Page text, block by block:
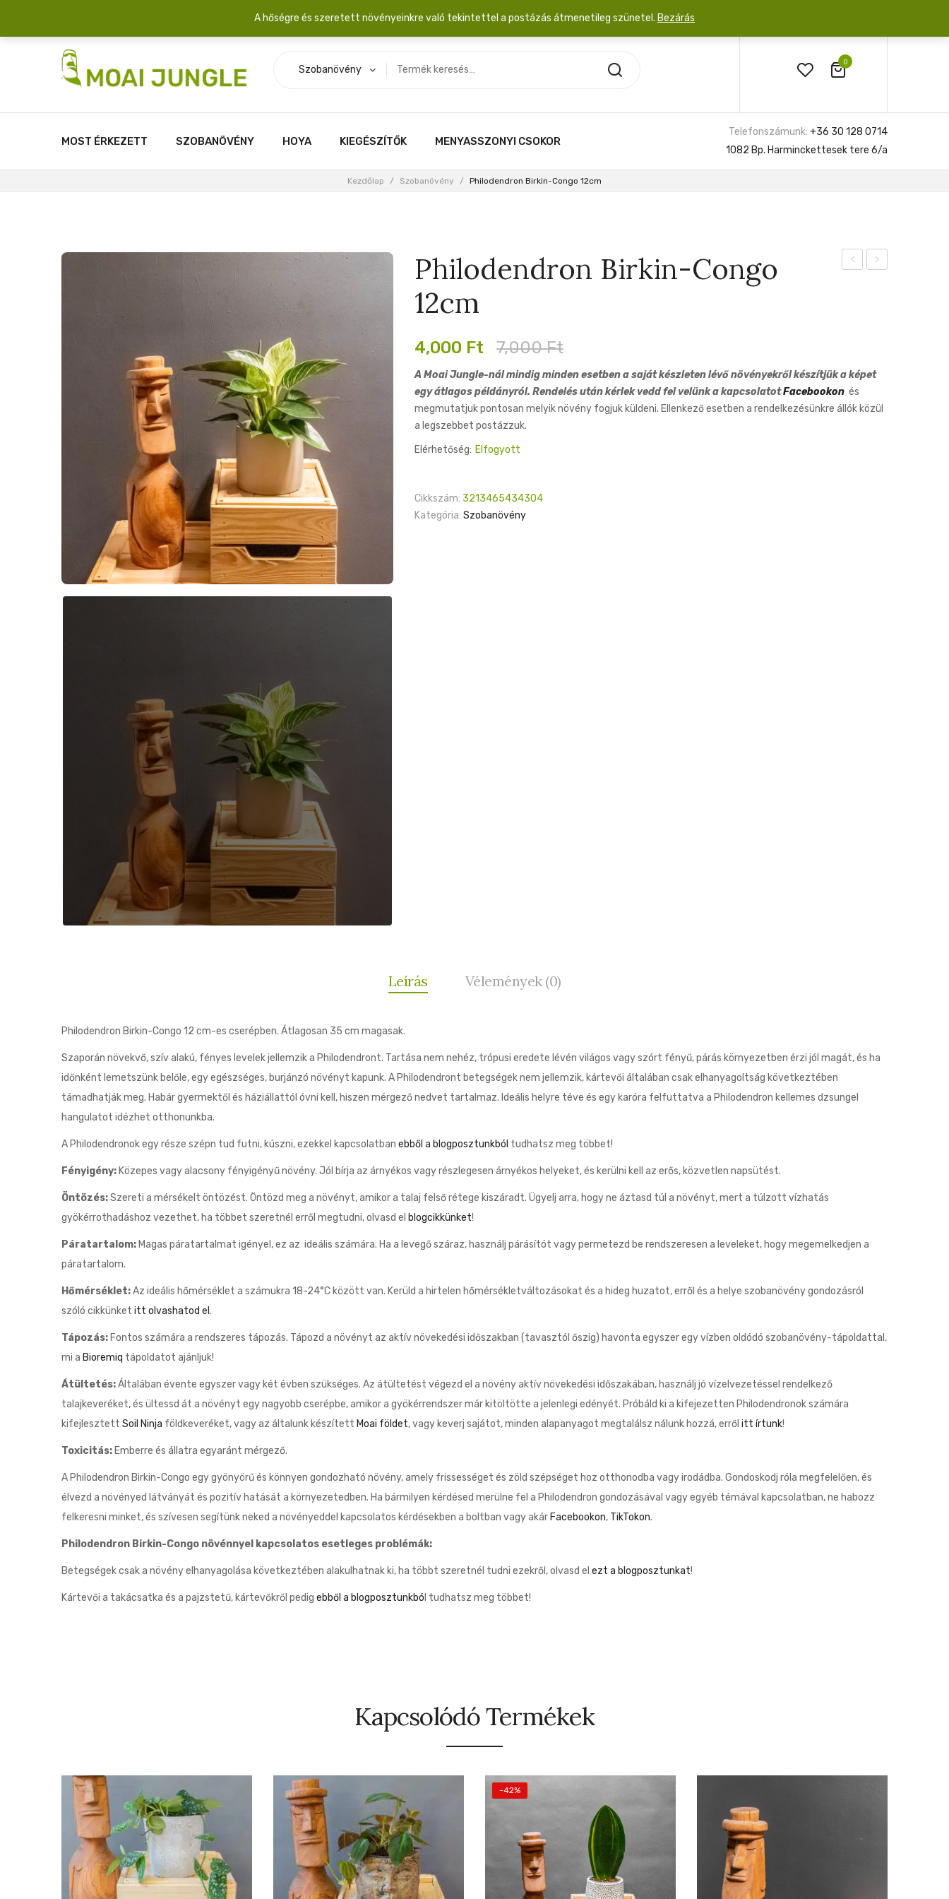
Szállítási díj: 2.200 Ft/csomag átlagosan 3-5 növény fér egy dobozba. 20.000 Ft érték felett INGYEN posta!
0
Szobanövény
MOST ÉRKEZETT SZOBANÖVÉNY HOYA KIEGÉSZÍTŐK MENYASSZONYI CSOKOR
Telefonszámunk: +36 30 128 0714
1082 Bp. Harminckettesek tere 6/a
Kezdőlap / Szobanövény / Philodendron Birkin-Congo 12cm
Philodendron Birkin-Congo
12cm
7,000Ft
Original
was:
7,000 Ft.
4,000 Ft
Current
is:
4,000 Ft.
A Moai Jungle-nál mindig minden esetben a saját készleten lévő növényekről készítjük a képet
egy átlagos példányról. Rendelés után kérlek vedd fel velünk a kapcsolatotFacebookon és
megmutatjuk pontosan melyik növény fogjuk küldeni. Ellenkező esetben a rendelkezésünkre állók közül
a legszebbet postázzuk.
Elérhetőség: Elfogyott
Cikkszám: 3213465434304
Kategória: Szobanövény
Leírás Vélemények (0)
Philodendron Birkin-Congo 12 cm-es cserépben. Átlagosan 35 cm magasak.
Szaporán növekvő, szív alakú, fényes levelek jellemzik a Philodendront. Tartása nem nehéz, trópusi eredete lévén világos vagy szórt fényű, párás környezetben érzi jól magát, és ha
időnként lemetszünk belőle, egy egészséges, burjánzó növényt kapunk. A Philodendront betegségek nem jellemzik, kártevői általában csak elhanyagoltság következtében
támadhatják meg. Habár gyermektől és háziállattól óvni kell, hiszen mérgező nedvet tartalmaz. Ideális helyre téve és egy karóra felfuttatva a Philodendron kellemes dzsungel
hangulatot idézhet otthonunkba.
A Philodendronok egy része szépn tud futni, kúszni, ezekkel kapcsolatban ebből a blogposztunkból tudhatsz meg többet!
Fényigény: Közepes vagy alacsony fényigényű növény. Jól bírja az árnyékos vagy részlegesen árnyékos helyeket, és kerülni kell az erős, közvetlen napsütést.
Öntözés:Szereti a mérsékelt öntözést. Öntözd meg a növényt, amikor a talaj felső rétege kiszáradt. Ügyelj arra, hogy ne áztasd túl a növényt, mert a túlzott vízhatás
gyökérrothadáshoz vezethet, ha többet szeretnél erről megtudni, olvasd el blogcikkünket!
Páratartalom: Magas páratartalmat igényel, ez az ideális számára. Ha a levegő száraz, használj párásítót vagy permetezd be rendszeresen a leveleket, hogy megemelkedjen a
páratartalom.
Hőmérséklet:Az ideális hőmérséklet a számukra 18-24°C között van. Kerüld a hirtelen hőmérsékletváltozásokat és a hideg huzatot, erről és a helye szobanövény gondozásról
szóló cikkünket itt olvashatod el .
Tápozás: Fontos számára a rendszeres tápozás. Tápozd a növényt az aktív növekedési időszakban (tavasztól őszig) havonta egyszer egy vízben oldódó szobanövény-tápoldattal,
mi a Bioremiq tápoldatot ajánljuk!
Átültetés:Általában évente egyszer vagy két évben szükséges. Az átültetést végezd el a növény aktív növekedési időszakában, használj jó vízelvezetéssel rendelkező
talajkeveréket, és ültessd át a növényt egy nagyobb cserépbe, amikor a gyökérrendszer már kitöltötte a jelenlegi edényét. Próbáld ki a kifejezetten Philodendronok számára
kifejlesztett Soil Ninja földkeveréket, vagy az általunk készített Moai földet, vagy keverj sajátot, minden alapanyagot megtalálsz nálunk hozzá, erről itt írtunk!
Toxicitás: Emberre és állatra egyaránt mérgező.
A Philodendron Birkin-Congo egy gyönyörű és könnyen gondozható növény, amely frissességet és zöld szépséget hoz otthonodba vagy irodádba. Gondoskodj róla megfelelően, és
élvezd a növényed látványát és pozitív hatását a környezetedben. Ha bármilyen kérdésed merülne fel a Philodendron gondozásával vagy egyéb témával kapcsolatban, ne habozz
felkeresni minket, és szívesen segítünk neked a növényeddel kapcsolatos kérdésekben a boltban vagy akár Facebookon, TikTokon.
Philodendron Birkin-Congo növénnyel kapcsolatos esetleges problémák:
Betegségek csak a növény elhanyagolása következtében alakulhatnak ki, ha többt szeretnél tudni ezekről, olvasd el ezt a blogposztunkat!
Kártevői a takácsatka és a pajzstetű, kártevőkről pedig ebből a blogposztunkbó l tudhatsz meg többet!
Kapcsolódó Termékek
-42%
A hőségre és szeretett növényeinkre való tekintettel a postázás átmenetileg szünetel. Bezárás